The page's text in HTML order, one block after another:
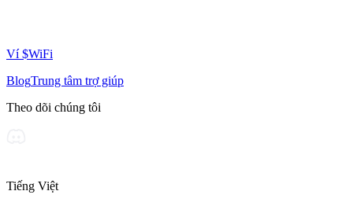
Ví $WiFi
BlogTrung tâm trợ giúp
Theo dõi chúng tôi
Tiếng Việt